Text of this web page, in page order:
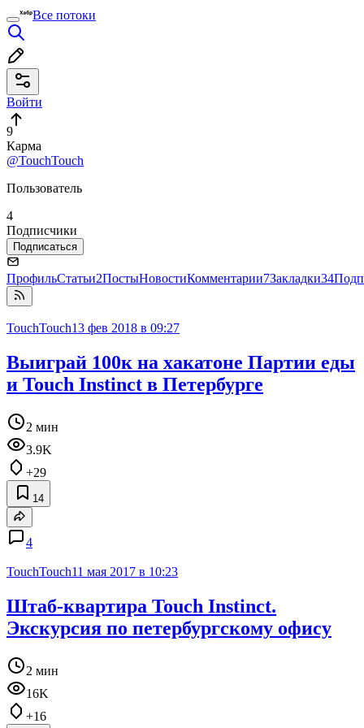
Все потоки
Войти
9
Карма
@TouchTouch
Пользователь
4
Подписчики
Подписаться
ПрофильСтатьи2ПостыНовостиКомментарии7Закладки34
TouchTouch13 фев 2018 в 09:27
Выиграй 100к на хакатоне Партии еды
и Touch Instinct в Петербурге
2 мин
3.9K
+29
14
4
TouchTouch11 мая 2017 в 10:23
Штаб-квартира Touch Instinct.
Экскурсия по петербургскому офису
2 мин
16K
+16